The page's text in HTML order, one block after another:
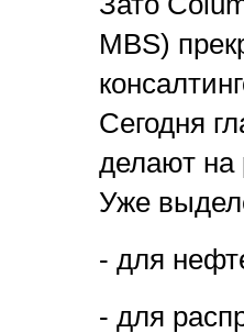
MBS)
Сегодня
делают на
Уже
- для
- для